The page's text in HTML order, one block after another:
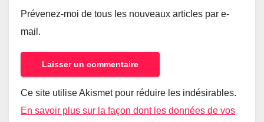
Prévenez-moi de tous les nouveaux articles par e-
mail.
Ce site utilise Akismet pour réduire les indésirables.
En savoir plus sur la façon dont les données de vos